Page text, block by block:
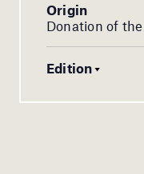
Origin
Donation of
Edition